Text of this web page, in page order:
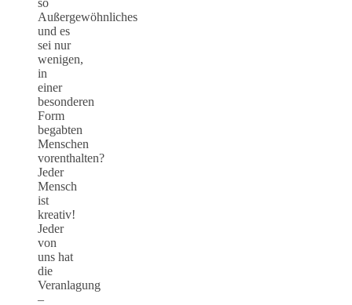
Außergewöhnliches
und es
sei nur
wenigen,
in
einer
besonderen
Form
begabten
Menschen
vorenthalten?
Jeder
Mensch
ist
kreativ!
Jeder
von
uns hat
die
Veranlagung
–